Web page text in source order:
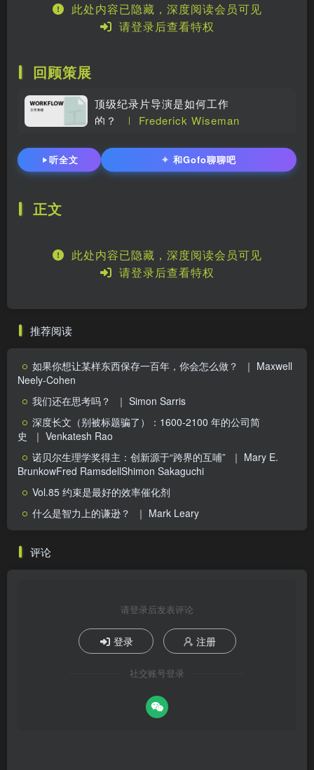
此处内容已隐藏，深度阅读会员可见
请登录后查看特权
回顾策展
顶级纪录片导演是如何工作
的？
｜ Frederick Wiseman
听全文 ✦和Gofo聊聊吧
正文
此处内容已隐藏，深度阅读会员可见
请登录后查看特权
推荐阅读
如果你想让某样东西保存一百年，你会怎么做？
｜ Maxwell
Neely-Cohen
我们还在思考吗？
｜ Simon Sarris
深度长文（别被标题骗了）：1600-2100 年的公司简
史 ｜ Venkatesh Rao
诺贝尔生理学奖得主：创新源于“跨界的互哺” ｜ Mary E.
BrunkowFred RamsdellShimon Sakaguchi
Vol.85 约束是最好的效率催化剂
什么是智力上的谦逊？
｜ Mark Leary
评论
请登录后发表评论
登录 注册
社交账号登录